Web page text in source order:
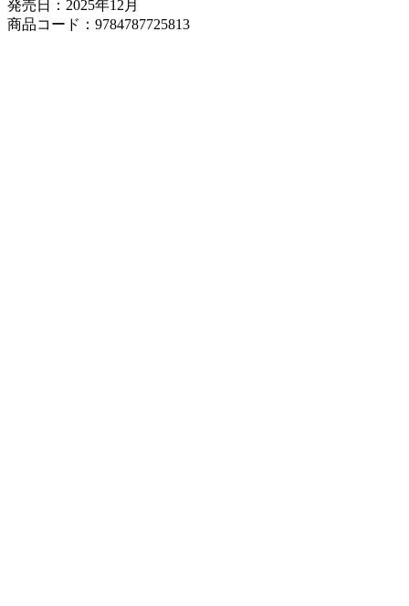
発売日：2025年12月
商品コード：9784787725813